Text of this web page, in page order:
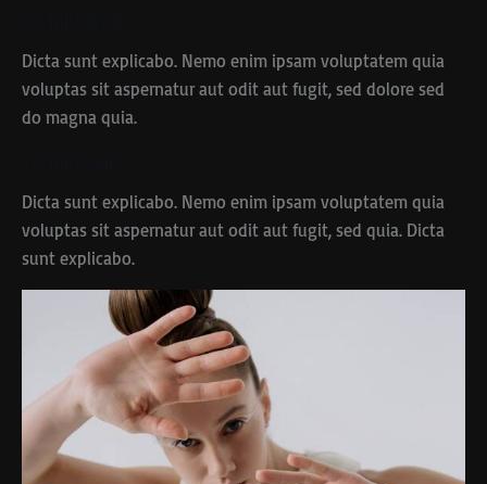
Dicta sunt explicabo. Nemo enim ipsam voluptatem quia
voluptas sit aspernatur aut odit aut fugit, sed dolore sed
do magna quia.
Dicta sunt explicabo. Nemo enim ipsam voluptatem quia
voluptas sit aspernatur aut odit aut fugit, sed quia. Dicta
sunt explicabo.